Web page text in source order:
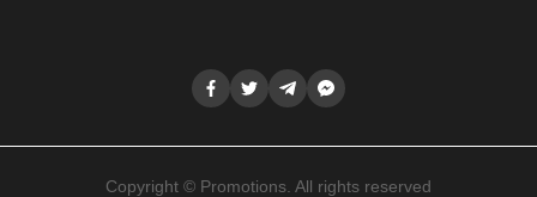
Copyright © Promotions. All rights reserved